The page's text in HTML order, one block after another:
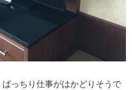
っちり仕事がはかどりそうで